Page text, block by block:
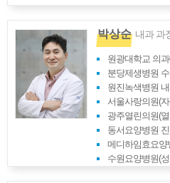
박상순 내과 과
원광대학교 의
분당제생병원
원진녹색병원
서울사랑의원(
광주열린의원(
동서요양병원
메디하임효요양
수원요양병원(